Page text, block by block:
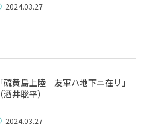
2024.03.27
「硫黄島上陸 友軍ハ地下ニ在リ」
（酒井聡平）
2024.03.27